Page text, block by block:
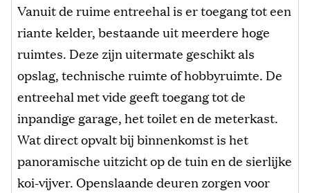
Vanuit de ruime entreehal is er toegang tot een
riante kelder, bestaande uit meerdere hoge
ruimtes. Deze zijn uitermate geschikt als
opslag, technische ruimte of hobbyruimte. De
entreehal met vide geeft toegang tot de
inpandige garage, het toilet en de meterkast.
Wat direct opvalt bij binnenkomst is het
panoramische uitzicht op de tuin en de sierlijke
koi-vijver. Openslaande deuren zorgen voor